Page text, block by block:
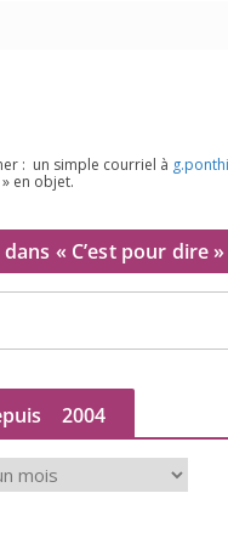
: un simple cour­riel à
en objet.
« C’est pour dire »
2004